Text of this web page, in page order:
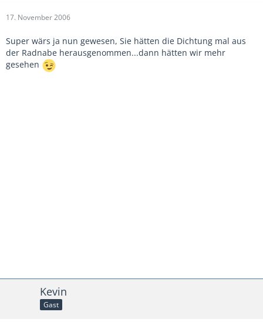
17. November 2006
Super wärs ja nun gewesen, Sie hätten die Dichtung mal aus
der Radnabe herausgenommen...dann hätten wir mehr
gesehen
Kevin
Gast